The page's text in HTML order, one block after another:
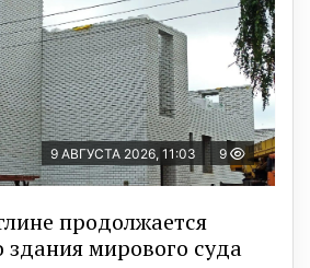
9 АВГУСТА 2026, 11:03 9
продолжается
здания мирового суда